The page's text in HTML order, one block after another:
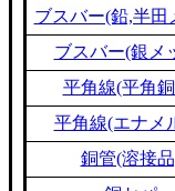
ブスバー(鉛,半田
ブスバー(銀メ
平角線(平角
平角線(エナメ
銅管(溶接